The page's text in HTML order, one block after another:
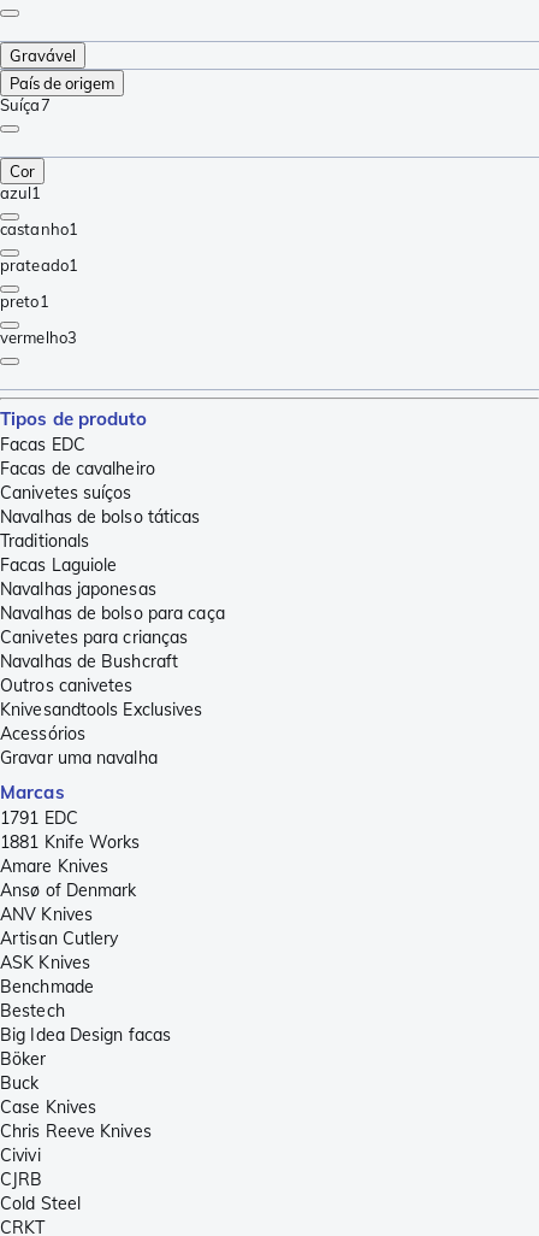
Gravável
País de origem
Suíça7
Cor
azul1
castanho1
prateado1
preto1
vermelho3
Tipos de produto
Facas EDC
Facas de cavalheiro
Canivetes suíços
Navalhas de bolso táticas
Traditionals
Facas Laguiole
Navalhas japonesas
Navalhas de bolso para caça
Canivetes para crianças
Navalhas de Bushcraft
Outros canivetes
Knivesandtools Exclusives
Acessórios
Gravar uma navalha
Marcas
1791 EDC
1881 Knife Works
Amare Knives
Ansø of Denmark
ANV Knives
Artisan Cutlery
ASK Knives
Benchmade
Bestech
Big Idea Design facas
Böker
Buck
Case Knives
Chris Reeve Knives
Civivi
CJRB
Cold Steel
CRKT